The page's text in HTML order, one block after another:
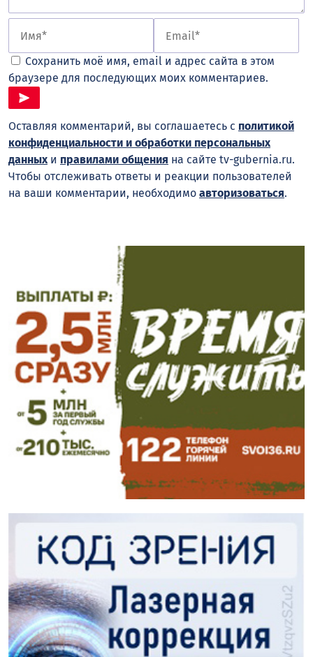
Сохранить моё имя, email и адрес сайта в этом
браузере для последующих моих комментариев.
Оставляя комментарий, вы соглашаетесь с политикой
конфиденциальности и обработки персональных
данныхи правилами общения на сайте tv-gubernia.ru.
Чтобы отслеживать ответы и реакции пользователей
на ваши комментарии, необходимо авторизоваться.